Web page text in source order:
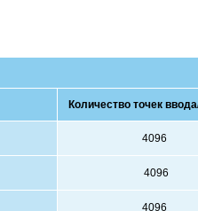
Количество точек
4096
4096
4096